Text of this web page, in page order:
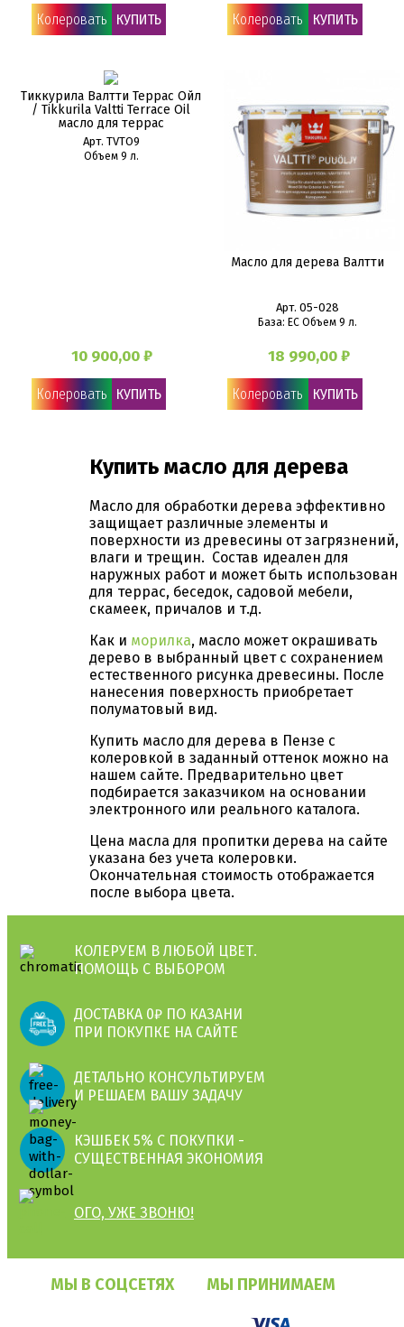
Колеровать КУПИТЬ Колеровать КУПИТЬ
Тиккурила Валтти Террас Ойл
/ Tikkurila Valtti Terrace Oil
масло для террас
Арт. TVTO9
Объем 9 л.
10 900,00 ₽
Колеровать КУПИТЬ
Масло для дерева Валтти
Арт. 05-028
База: EC Объем 9 л.
18 990,00 ₽
Колеровать КУПИТЬ
Купить масло для дерева
Масло для обработки дерева эффективно
защищает различные элементы и
поверхности из древесины от загрязнений,
влаги и трещин. Состав идеален для
наружных работ и может быть использован
для террас, беседок, садовой мебели,
скамеек, причалов и т.д.
Как и морилка, масло может окрашивать
дерево в выбранный цвет с сохранением
естественного рисунка древесины. После
нанесения поверхность приобретает
полуматовый вид.
Купить масло для дерева в Пензе с
колеровкой в заданный оттенок можно на
нашем сайте. Предварительно цвет
подбирается заказчиком на основании
электронного или реального каталога.
Цена масла для пропитки дерева на сайте
указана без учета колеровки.
Окончательная стоимость отображается
после выбора цвета.
КОЛЕРУЕМ В ЛЮБОЙ ЦВЕТ.
ПОМОЩЬ С ВЫБОРОМ
ДОСТАВКА 0₽ ПО КАЗАНИ
ПРИ ПОКУПКЕ НА САЙТЕ
ДЕТАЛЬНО КОНСУЛЬТИРУЕМ
И РЕШАЕМ ВАШУ ЗАДАЧУ
КЭШБЕК 5% С ПОКУПКИ -
СУЩЕСТВЕННАЯ ЭКОНОМИЯ
ОГО, УЖЕ ЗВОНЮ!
МЫ В СОЦСЕТЯХ МЫ ПРИНИМАЕМ